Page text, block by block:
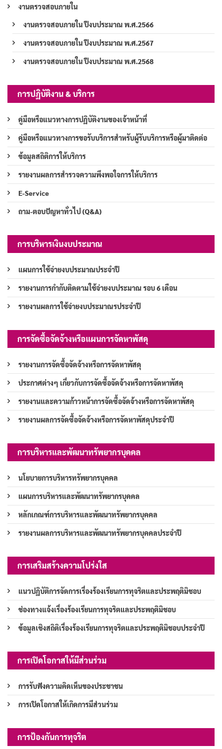
งานตรวจสอบภายใน
งานตรวจสอบภายใน ปีงบประมาณ พ.ศ.2566
งานตรวจสอบภายใน ปีงบประมาณ พ.ศ.2567
งานตรวจสอบภายใน ปีงบประมาณ พ.ศ.2568
การปฏิบัติงาน & บริการ
คู่มือหรือแนวทางการปฏิบัติงานของเจ้าหน้าที่
คู่มือหรือแนวทางการขอรับบริการสำหรับผู้รับบริการหรือผู้มาติดต่อ
ข้อมูลสถิติการให้บริการ
รายงานผลการสำรวจความพึงพอใจการให้บริการ
E-Service
ถาม-ตอบปัญหาทั่วไป (Q&A)
การบริหารเงินงบประมาณ
แผนการใช้จ่ายงบประมาณประจำปี
รายงานการกำกับติดตามใช้จ่ายงบประมาณ รอบ 6 เดือน
รายงานผลการใช้จ่ายงบประมาณรประจำปี
การจัดซื้อจัดจ้างหรือแผนการจัดหาพัสดุ
รายงานการจัดซื้อจัดจ้างหรือการจัดหาพัสดุ
ประกาศต่างๆ เกี่ยวกับการจัดซื้อจัดจ้างหรือการจัดหาพัสดุ
รายงานและความก้าวหน้าการจัดซื้อจัดจ้างหรือการจัดหาพัสดุ
รายงานผลการจัดซื้อจัดจ้างหรือการจัดหาพัสดุประจำปี
การบริหารและพัฒนาทรัพยากรบุคคล
นโยบายการบริหารทรัพยากรบุคคล
แผนการบริหารและพัฒนาทรัพยากรบุคคล
หลักเกณฑ์การบริหารและพัฒนาทรัพยากรบุคคล
รายงานผลการบริหารและพัฒนาทรัพยากรบุคคลประจำปี
การเสริมสร้างความโปร่งใส
แนวปฏิบัติการจัดการเรื่องร้องเรียนการทุจริตและประพฤติมิชอบ
ช่องทางแจ้งเรื่องร้องเรียนการทุจริตและประพฤติมิชอบ
ข้อมูลเชิงสถิติเรื่องร้องเรียนการทุจริตและประพฤติมิชอบประจำปี
การเปิดโอกาสให้มีส่วนร่วม
การรับฟังความคิดเห็นของประชาชน
การเปิดโอกาสให้เกิดการมีส่วนร่วม
การป้องกันการทุจริต